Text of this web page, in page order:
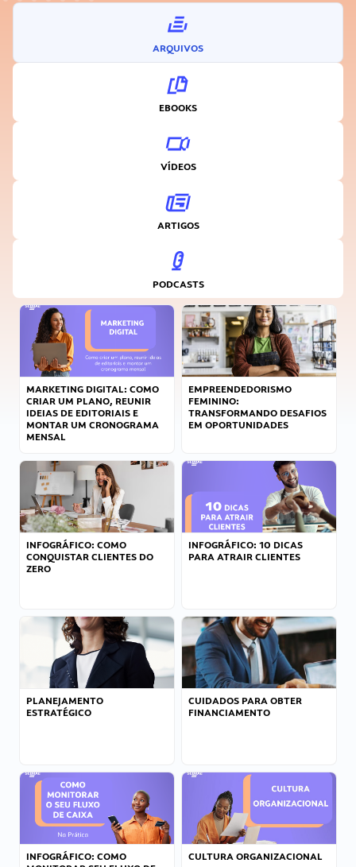
ARQUIVOS
EBOOKS
VÍDEOS
ARTIGOS
PODCASTS
MARKETING DIGITAL: COMO
CRIAR UM PLANO, REUNIR
IDEIAS DE EDITORIAIS E
MONTAR UM CRONOGRAMA
MENSAL
EMPREENDEDORISMO
FEMININO:
TRANSFORMANDO DESAFIOS
EM OPORTUNIDADES
INFOGRÁFICO: COMO
CONQUISTAR CLIENTES DO
ZERO
INFOGRÁFICO: 10 DICAS
PARA ATRAIR CLIENTES
PLANEJAMENTO
ESTRATÉGICO
CUIDADOS PARA OBTER
FINANCIAMENTO
INFOGRÁFICO: COMO
CULTURA ORGANIZACIONAL